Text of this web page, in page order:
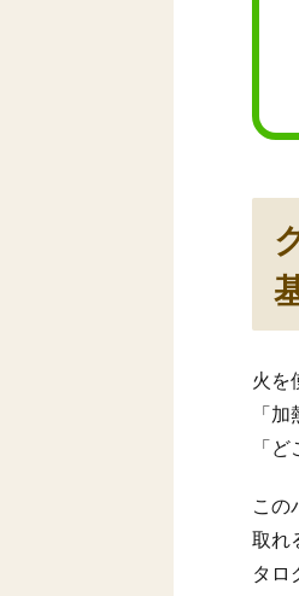
火を
「
「
この
取れ
タロ